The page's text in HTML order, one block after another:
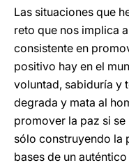
Las situaciones que
reto que nos implica
consistente en
positivo hay en el
voluntad, sabiduría y
degrada y mata al
promover la paz si
sólo construyendo la
bases de un